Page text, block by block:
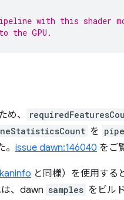
with this shader
the GPU.
め、
を
issue dawn:146040 をご
と同様）を使用する
、dawn samples をビル